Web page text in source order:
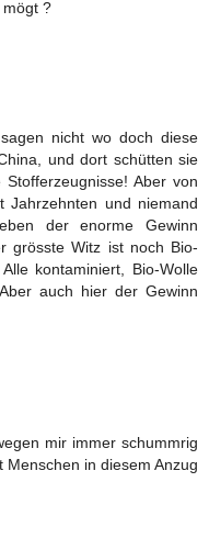
mögt ?
nicht wo doch diese
und dort schütten sie
Aber von
und niemand
der enorme Gewinn
grösste Witz ist noch Bio-
kontaminiert, Bio-Wolle
auch hier der Gewinn
mir immer schummrig
in diesem Anzug